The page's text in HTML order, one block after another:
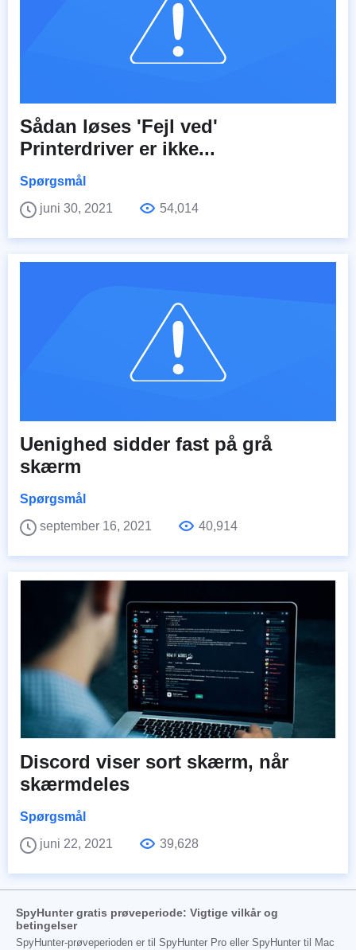
Sådan løses 'Fejl ved'
Printerdriver er ikke...
Spørgsmål
juni 30, 2021
54,014
Uenighed sidder fast på grå
skærm
Spørgsmål
september 16, 2021
40,914
Discord viser sort skærm, når
skærmdeles
Spørgsmål
juni 22, 2021
39,628
SpyHunter gratis prøveperiode: Vigtige vilkår og
betingelser
SpyHunter-prøveperioden er til SpyHunter Pro eller SpyHunter til Mac